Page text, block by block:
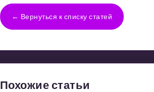
← Вернуться к списку статей
Похожие статьи